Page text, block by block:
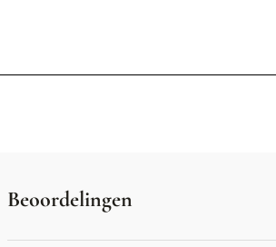
Beoordelingen